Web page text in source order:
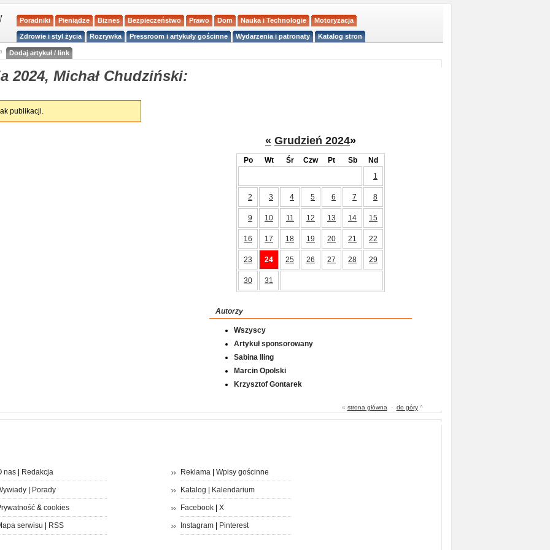
Poradniki Pieniądze Biznes Bezpieczeństwo Prawo Dom Nauka i Technologie Motoryzacja
Zdrowie i styl życia Rozrywka Pressroom i artykuły gościnne Wydarzenia i patronaty Katalog stron
Dodaj artykuł / link
2024, Michał Chudziński:
publikacji.
« Grudzień 2024»
Po Wt Śr Czw Pt Sb
Nd
1
2 3 4 5 6 7 8
9 10 11 12 13 14 15
16 17 18 19 20 21 22
23 24 25 26 27 28 29
30 31
Autorzy
Wszyscy
Artykuł sponsorowany
Sabina Iling
Marcin Opolski
Krzysztof Gontarek
« strona główna - do góry^
nas| Redakcja
| Porady
& cookies
serwisu RSS
Reklama| Wpisy gościnne
Katalog Kalendarium
Facebook| X
Instagram| Pinterest